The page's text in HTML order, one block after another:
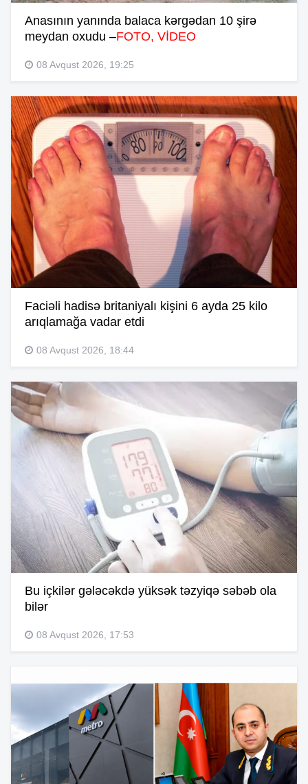
Anasının yanında balaca kərgədan 10 şirə
meydan oxudu –FOTO, VİDEO
08 Avqust 2026, 19:25
Faciəli hadisə britaniyalı kişini 6 ayda 25 kilo
arıqlamağa vadar etdi
08 Avqust 2026, 18:44
Bu içkilər gələcəkdə yüksək təzyiqə səbəb ola
bilər
08 Avqust 2026, 17:53